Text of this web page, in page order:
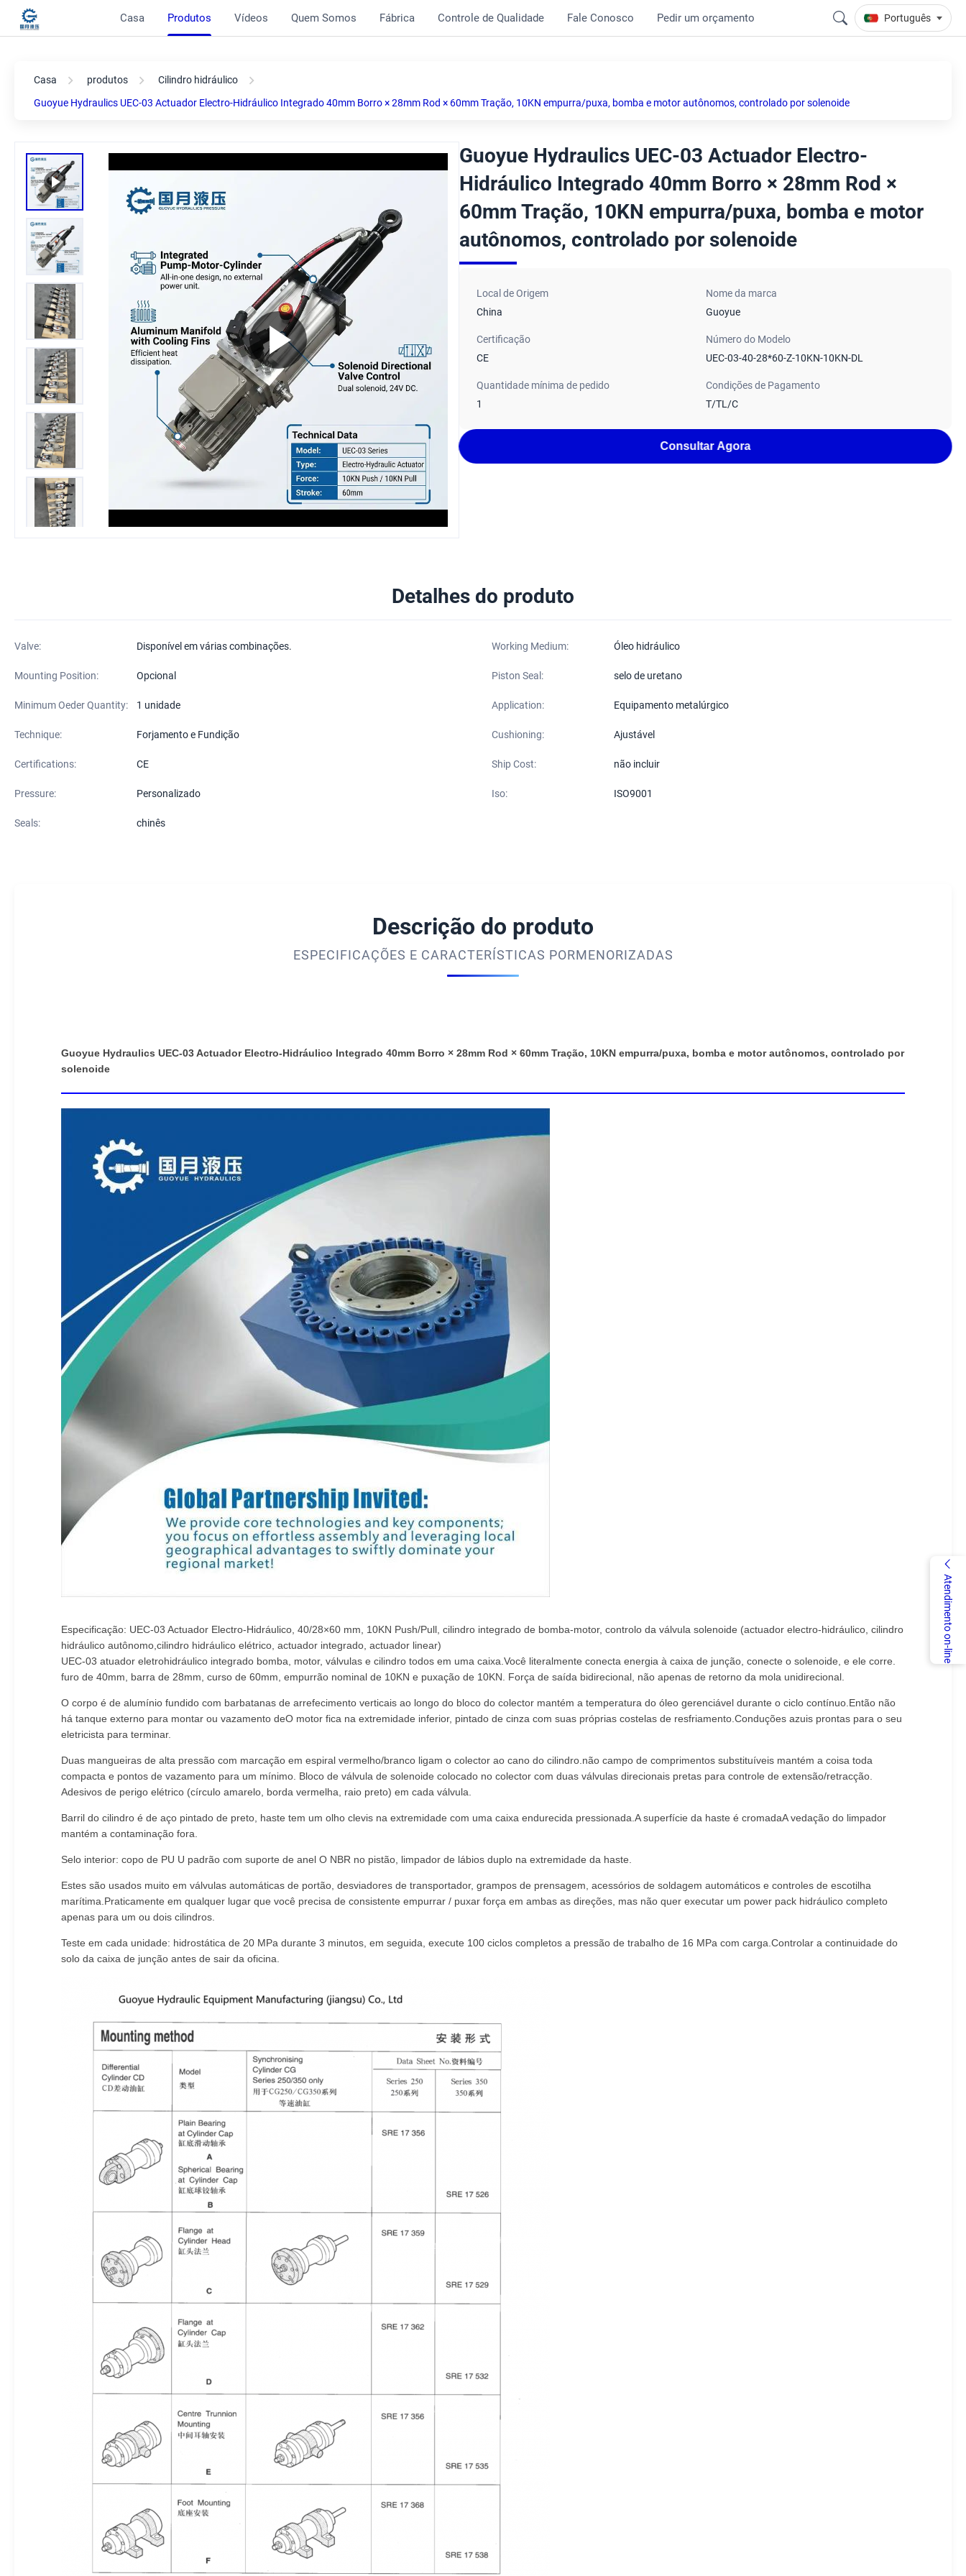
Casa Produtos Vídeos Quem Somos Fábrica Controle de Qualidade Fale Conosco Pedir um orçamento Português
Atendimento on-line
Casa produtos Cilindro hidráulico
Guoyue Hydraulics UEC-03 Actuador Electro-Hidráulico Integrado 40mm Borro × 28mm Rod × 60mm Tração, 10KN empurra/puxa, bomba e motor autônomos, controlado por solenoide
Guoyue Hydraulics UEC-03 Actuador Electro-
Hidráulico Integrado 40mm Borro × 28mm Rod ×
60mm Tração, 10KN empurra/puxa, bomba e motor
autônomos, controlado por solenoide
Local de Origem
China
Nome da marca
Guoyue
Certificação
CE
Número do Modelo
UEC-03-40-28*60-Z-10KN-10KN-DL
Quantidade mínima de pedido
1
Condições de Pagamento
T/TL/C
Consultar Agora
Detalhes do produto
Valve: Disponível em várias combinações. Working Medium: Óleo hidráulico
Mounting Position: Opcional Piston Seal: selo de uretano
Minimum Oeder Quantity: 1 unidade Application: Equipamento metalúrgico
Technique: Forjamento e Fundição Cushioning: Ajustável
Certifications: CE Ship Cost: não incluir
Pressure: Personalizado Iso: ISO9001
Seals: chinês
Descrição do produto
ESPECIFICAÇÕES E CARACTERÍSTICAS PORMENORIZADAS
Guoyue Hydraulics UEC-03 Actuador Electro-Hidráulico Integrado 40mm Borro × 28mm Rod × 60mm Tração, 10KN empurra/puxa, bomba e motor autônomos, controlado por
solenoide
Especificação: UEC-03 Actuador Electro-Hidráulico, 40/28×60 mm, 10KN Push/Pull, cilindro integrado de bomba-motor, controlo da válvula solenoide (actuador electro-hidráulico, cilindro
hidráulico autônomo,cilindro hidráulico elétrico, actuador integrado, actuador linear)
UEC-03 atuador eletrohidráulico integrado bomba, motor, válvulas e cilindro todos em uma caixa.Você literalmente conecta energia à caixa de junção, conecte o solenoide, e ele corre.
furo de 40mm, barra de 28mm, curso de 60mm, empurrão nominal de 10KN e puxação de 10KN. Força de saída bidirecional, não apenas de retorno da mola unidirecional.
O corpo é de alumínio fundido com barbatanas de arrefecimento verticais ao longo do bloco do colector mantém a temperatura do óleo gerenciável durante o ciclo contínuo.Então não
há tanque externo para montar ou vazamento deO motor fica na extremidade inferior, pintado de cinza com suas próprias costelas de resfriamento.Conduções azuis prontas para o seu
eletricista para terminar.
Duas mangueiras de alta pressão com marcação em espiral vermelho/branco ligam o colector ao cano do cilindro.não campo de comprimentos substituíveis mantém a coisa toda
compacta e pontos de vazamento para um mínimo. Bloco de válvula de solenoide colocado no colector com duas válvulas direcionais pretas para controle de extensão/retracção.
Adesivos de perigo elétrico (círculo amarelo, borda vermelha, raio preto) em cada válvula.
Barril do cilindro é de aço pintado de preto, haste tem um olho clevis na extremidade com uma caixa endurecida pressionada.A superfície da haste é cromadaA vedação do limpador
mantém a contaminação fora.
Selo interior: copo de PU U padrão com suporte de anel O NBR no pistão, limpador de lábios duplo na extremidade da haste.
Estes são usados muito em válvulas automáticas de portão, desviadores de transportador, grampos de prensagem, acessórios de soldagem automáticos e controles de escotilha
marítima.Praticamente em qualquer lugar que você precisa de consistente empurrar / puxar força em ambas as direções, mas não quer executar um power pack hidráulico completo
apenas para um ou dois cilindros.
Teste em cada unidade: hidrostática de 20 MPa durante 3 minutos, em seguida, execute 100 ciclos completos a pressão de trabalho de 16 MPa com carga.Controlar a continuidade do
solo da caixa de junção antes de sair da oficina.